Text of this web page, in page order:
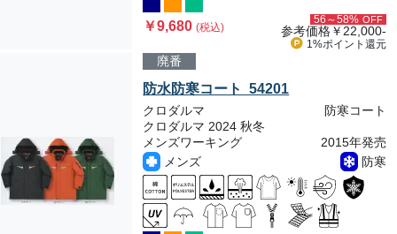
￥9,680(税込)
56～58% OFF
参考価格￥22,000-
1%ポイント 還元
廃番
防水防寒コート 54201
クロダルマ
防寒コート
クロダルマ 2024 秋冬
メンズワーキング
2015年発売
メンズ
防寒